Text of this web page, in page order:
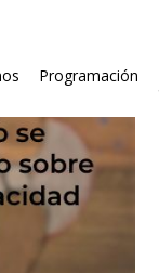
Programación